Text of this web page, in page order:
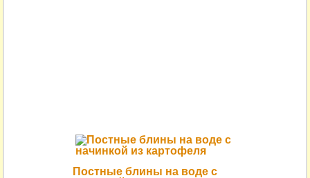
Постные блины на воде с